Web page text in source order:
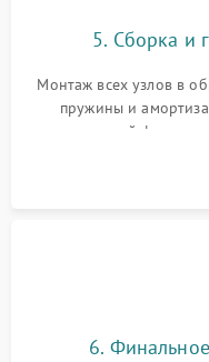
5. Сборка и
Монтаж всех узлов в
пружины и
надежной
герметиком для
6.